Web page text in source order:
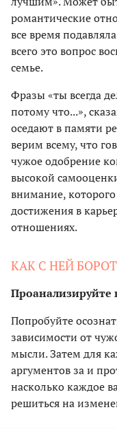
романтические
все время
всего это вопрос
семье.
Фразы «ты всегда
потому что...»,
оседают в памяти
верим всему, что
чужое одобрение
высокой
внимание,
достижения в
отношениях.
КАК С НЕЙ
Попробуйте
зависимости от
мысли. Затем для
аргументов за и
насколько каждое
решиться на